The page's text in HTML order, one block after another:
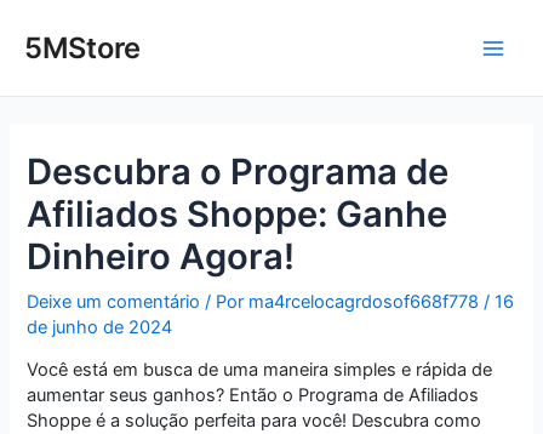
para5MStore
Descubra o Programa de
Afiliados Shoppe: Ganhe
Dinheiro Agora!
Deixe um comentário / Por ma4rcelocagrdosof668f778/16
de junho de 2024
Você está em busca de uma maneira simples e rápida de
aumentar seus ganhos? Então o Programa de Afiliados
Shoppe é a solução perfeita para você! Descubra como
navigation